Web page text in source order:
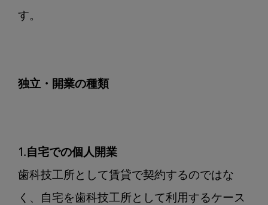
す。
独立・開業の種類
1.自宅での個人開業
歯科技工所として賃貸で契約するのではな
く、自宅を歯科技工所として利用するケース